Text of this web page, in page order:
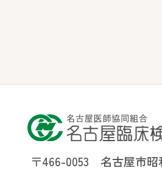
〒466-0053 名古屋市昭